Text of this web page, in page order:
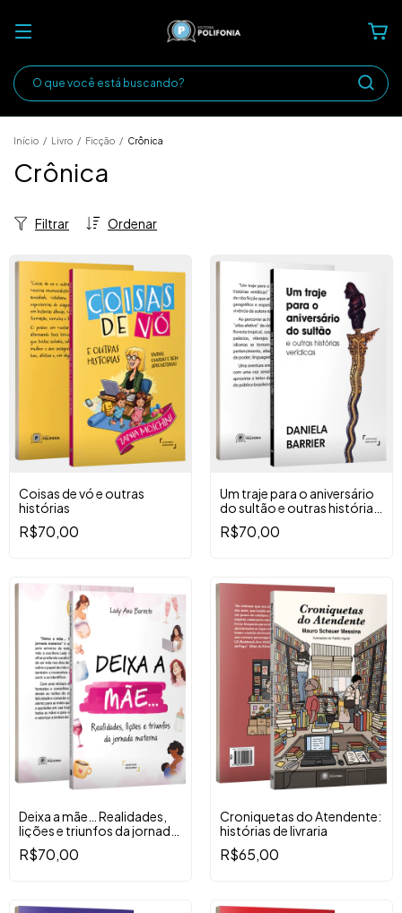
Início / Livro / Ficção / Crônica
Crônica
Ordenar
Filtrar
Coisas de vó e outras
histórias
R$70,00
Um traje para o aniversário
do sultão e outras histórias
verídicas
R$70,00
Deixa a mãe… Realidades,
lições e triunfos da jornada
materna
R$70,00
Croniquetas do Atendente:
histórias de livraria
R$65,00